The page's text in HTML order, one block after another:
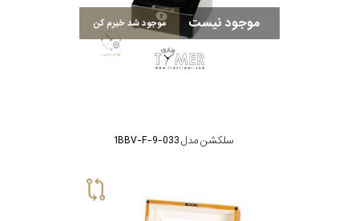
موجود نیست موجود شد خبرم کن
سلکشن مدل 033-1BBV-F-9